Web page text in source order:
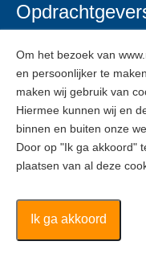
Veelgestelde vragen
Inschrijven
ZZPers
Inschrijven
Om het bezoek van
en persoonlijker te
maken wij gebruik van
Hiermee kunnen wij en
binnen en buiten onze
Door op "Ik ga akkoord"
plaatsen van al deze
Ik ga akkoord